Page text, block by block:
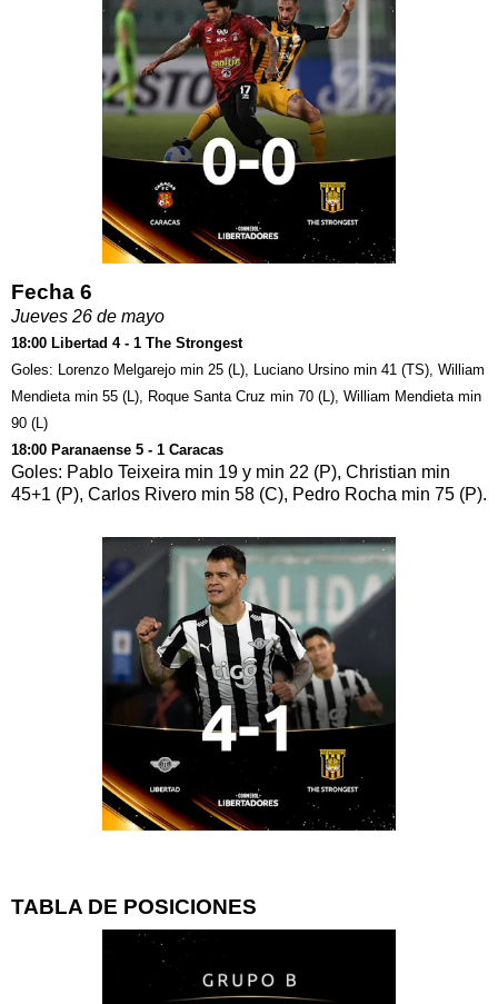
Fecha 6
Jueves 26 de mayo
18:00 Libertad 4 - 1 The Strongest
Goles: Lorenzo Melgarejo min 25 (L), Luciano Ursino min 41 (TS), William
Mendieta min 55 (L), Roque Santa Cruz min 70 (L), William Mendieta min
90 (L)
18:00 Paranaense 5 - 1 Caracas
Goles: Pablo Teixeira min 19 y min 22 (P), Christian min
45+1 (P), Carlos Rivero min 58 (C), Pedro Rocha min 75 (P).
TABLA DE POSICIONES